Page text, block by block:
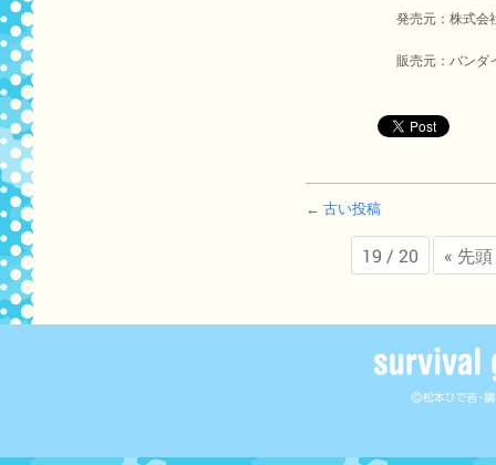
発売元：株式会
販売元：バンダ
← 古い投稿
19 / 20 « 先頭